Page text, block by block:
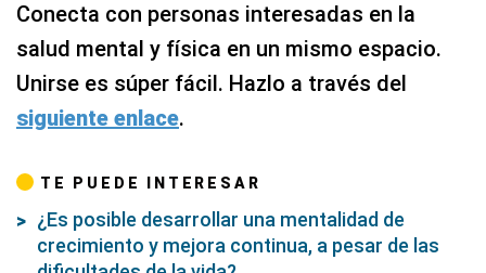
Conecta con personas interesadas en la
salud mental y física en un mismo espacio.
Unirse es súper fácil. Hazlo a través del
siguiente enlace.
TE PUEDE INTERESAR
¿Es posible desarrollar una mentalidad de
crecimiento y mejora continua, a pesar de las